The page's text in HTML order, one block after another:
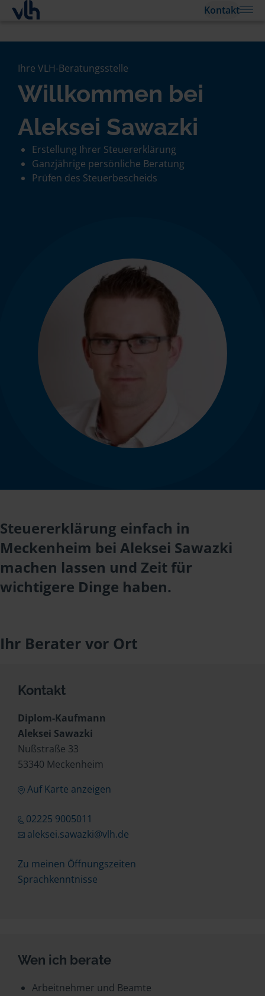
Kontakt
Ihre VLH-Beratungsstelle
Willkommen bei
Aleksei Sawazki
Erstellung Ihrer Steuererklärung
Ganzjährige persönliche Beratung
Prüfen des Steuerbescheids
Steuererklärung einfach in
Meckenheim bei Aleksei Sawazki
machen lassen und Zeit für
wichtigere Dinge haben.
Ihr Berater vor Ort
Kontakt
Diplom-Kaufmann
Aleksei Sawazki
Nußstraße 33
53340 Meckenheim
Auf Karte anzeigen
02225 9005011
aleksei.sawazki@vlh.de
Zu meinen Öffnungszeiten
Sprachkenntnisse
Wen ich berate
Arbeitnehmer und Beamte